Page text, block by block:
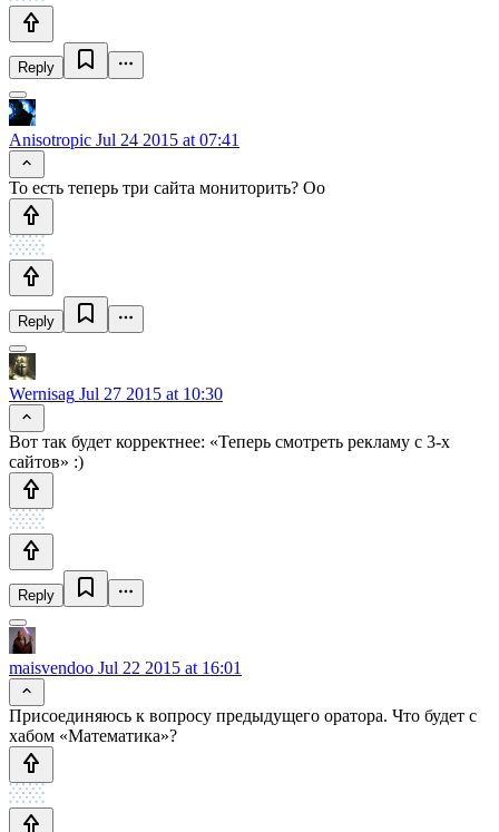
Reply
Anisotropic Jul 24 2015 at 07:41
То есть теперь три сайта мониторить? Оо
Reply
Wernisag Jul 27 2015 at 10:30
Вот так будет корректнее: «Теперь смотреть рекламу с 3-х
сайтов» :)
Reply
maisvendoo Jul 22 2015 at 16:01
Присоединяюсь к вопросу предыдущего оратора. Что будет с
хабом «Математика»?